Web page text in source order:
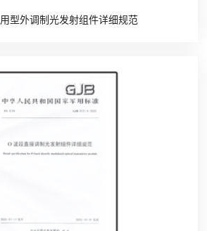
型外调制光发射组件详细规范